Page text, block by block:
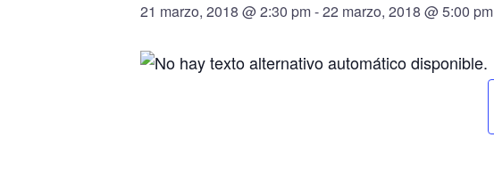
21 marzo, 2018 @ 2:30 pm-22 marzo, 2018 @ 5:00 pm